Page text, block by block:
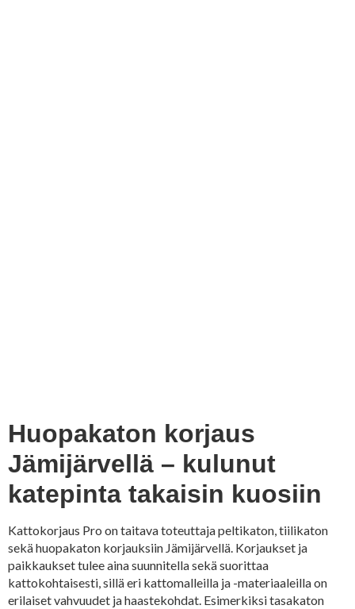
Huopakaton korjaus
Jämijärvellä – kulunut
katepinta takaisin kuosiin
Kattokorjaus Pro on taitava toteuttaja peltikaton, tiilikaton
sekä huopakaton korjauksiin Jämijärvellä. Korjaukset ja
paikkaukset tulee aina suunnitella sekä suorittaa
kattokohtaisesti, sillä eri kattomalleilla ja -materiaaleilla on
erilaiset vahvuudet ja haastekohdat. Esimerkiksi tasakaton